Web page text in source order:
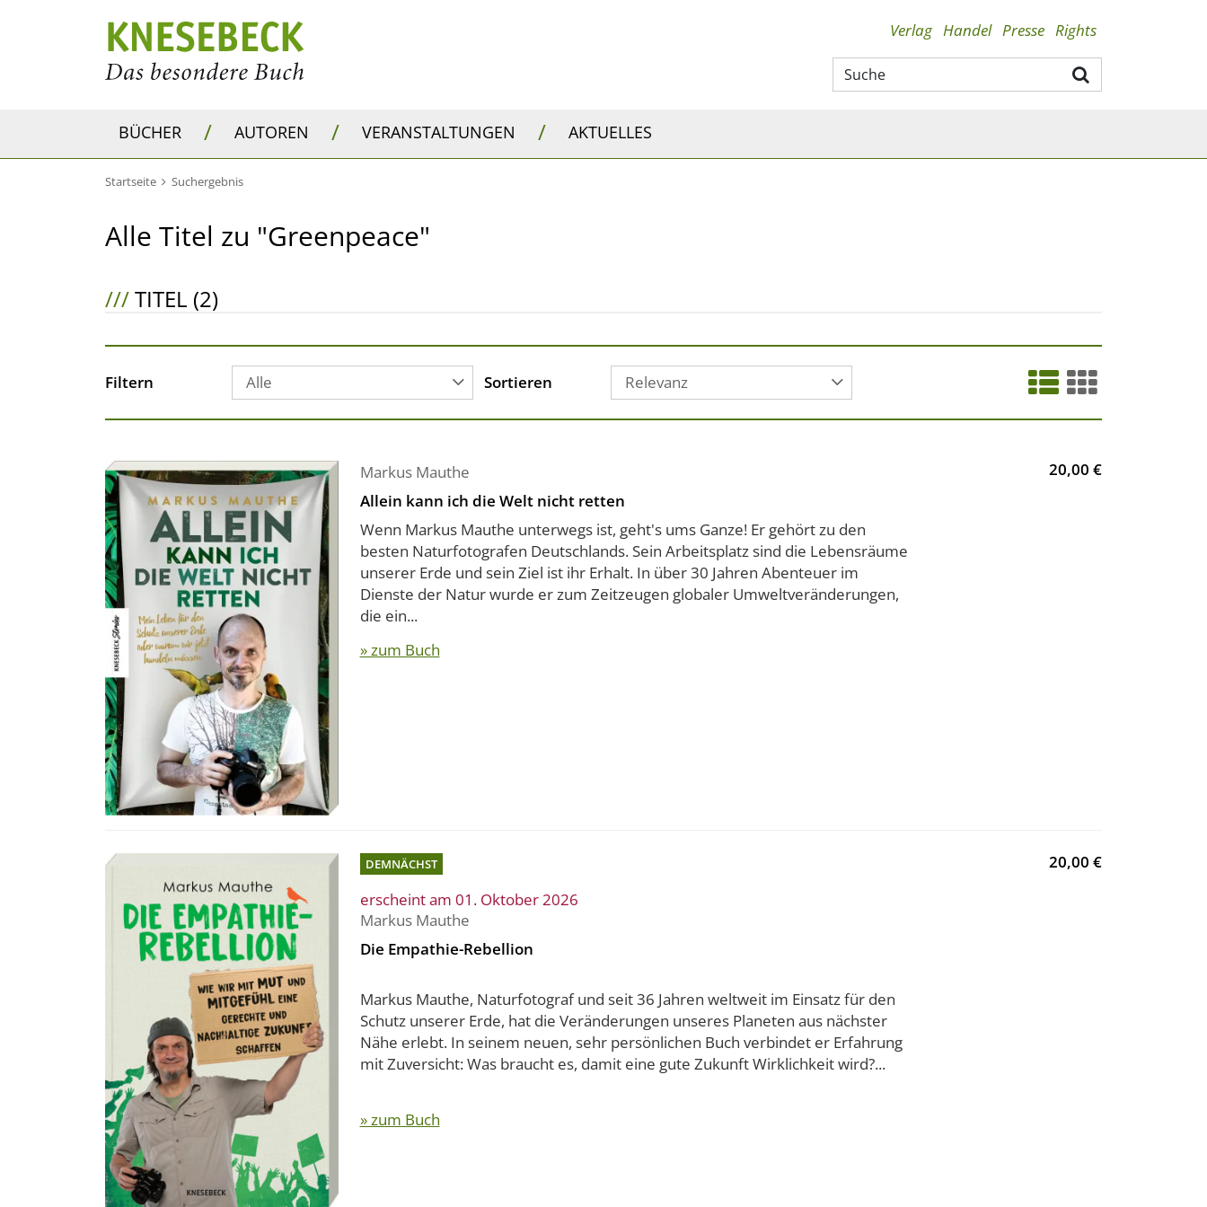
Verlag Handel Presse Rights
BÜCHER / AUTOREN / VERANSTALTUNGEN / AKTUELLES
Startseite Suchergebnis
Alle Titel zu "Greenpeace"
///TITEL (2)
Filtern Alle Sortieren Relevanz
Markus Mauthe
Allein kann ich die Welt nicht retten
Wenn Markus Mauthe unterwegs ist, geht's ums Ganze! Er gehört zu den
besten Naturfotografen Deutschlands. Sein Arbeitsplatz sind die Lebensräume
unserer Erde und sein Ziel ist ihr Erhalt. In über 30 Jahren Abenteuer im
Dienste der Natur wurde er zum Zeitzeugen globaler Umweltveränderungen,
die ein...
» zum Buch
20,00 €
DEMNÄCHST
erscheint am 01. Oktober 2026
Markus Mauthe
Die Empathie-Rebellion
Markus Mauthe, Naturfotograf und seit 36 Jahren weltweit im Einsatz für den
Schutz unserer Erde, hat die Veränderungen unseres Planeten aus nächster
Nähe erlebt. In seinem neuen, sehr persönlichen Buch verbindet er Erfahrung
mit Zuversicht: Was braucht es, damit eine gute Zukunft Wirklichkeit wird?...
» zum Buch
20,00 €